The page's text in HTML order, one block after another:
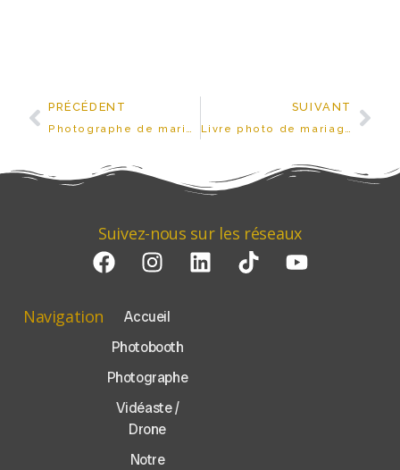
PRÉCÉDENT SUIVANT
Suivez-nous sur les réseaux
Navigation
Accueil
Photobooth
Photographe
Vidéaste /
Drone
Notre